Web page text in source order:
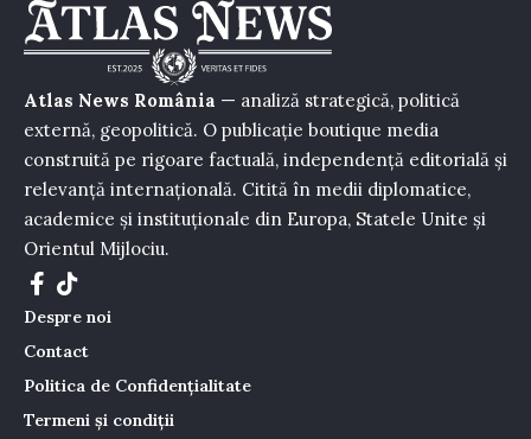
Atlas News România — analiză strategică, politică
externă, geopolitică. O publicație boutique media
construită pe rigoare factuală, independență editorială și
relevanță internațională. Citită în medii diplomatice,
academice și instituționale din Europa, Statele Unite și
Orientul Mijlociu.
Despre noi
Contact
Politica de Confidențialitate
Termeni și condiții